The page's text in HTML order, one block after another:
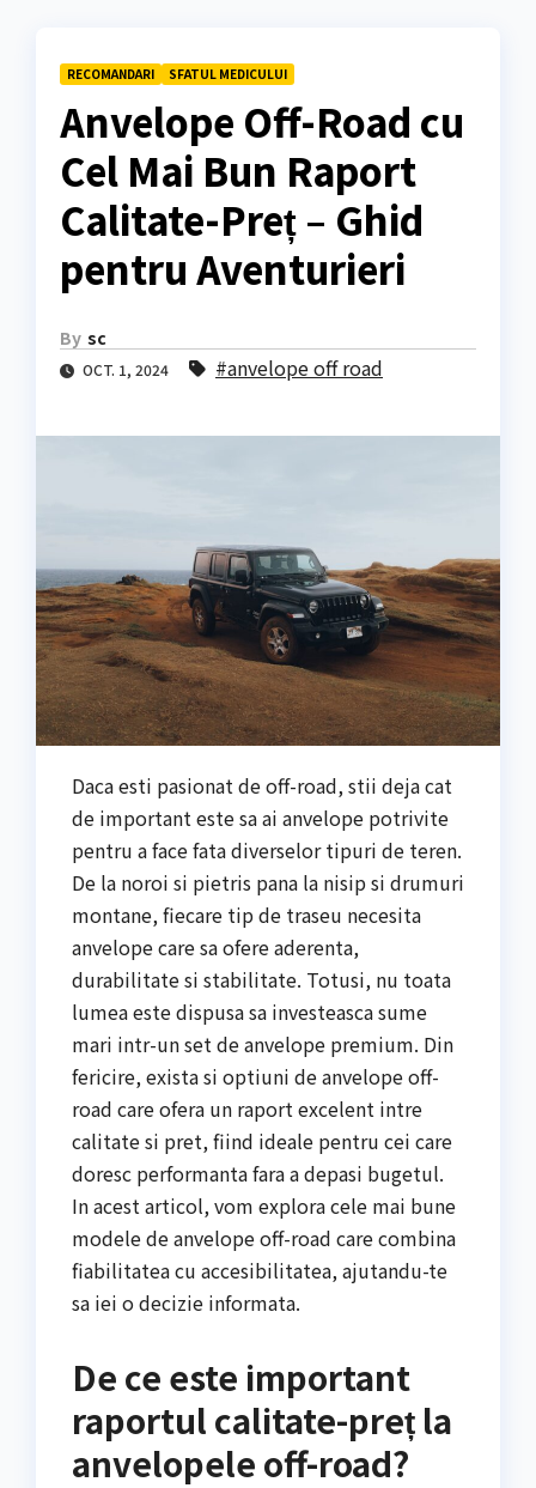
RECOMANDARI SFATUL MEDICULUI
Anvelope Off-Road cu
Cel Mai Bun Raport
Calitate-Preț – Ghid
pentru Aventurieri
By sc
OCT. 1, 2024 #anvelope off road
Daca esti pasionat de off-road, stii deja cat
de important este sa ai anvelope potrivite
pentru a face fata diverselor tipuri de teren.
De la noroi si pietris pana la nisip si drumuri
montane, fiecare tip de traseu necesita
anvelope care sa ofere aderenta,
durabilitate si stabilitate. Totusi, nu toata
lumea este dispusa sa investeasca sume
mari intr-un set de anvelope premium. Din
fericire, exista si optiuni de anvelope off-
road care ofera un raport excelent intre
calitate si pret, fiind ideale pentru cei care
doresc performanta fara a depasi bugetul.
In acest articol, vom explora cele mai bune
modele de anvelope off-road care combina
fiabilitatea cu accesibilitatea, ajutandu-te
sa iei o decizie informata.
De ce este important
raportul calitate-preț la
anvelopele off-road?